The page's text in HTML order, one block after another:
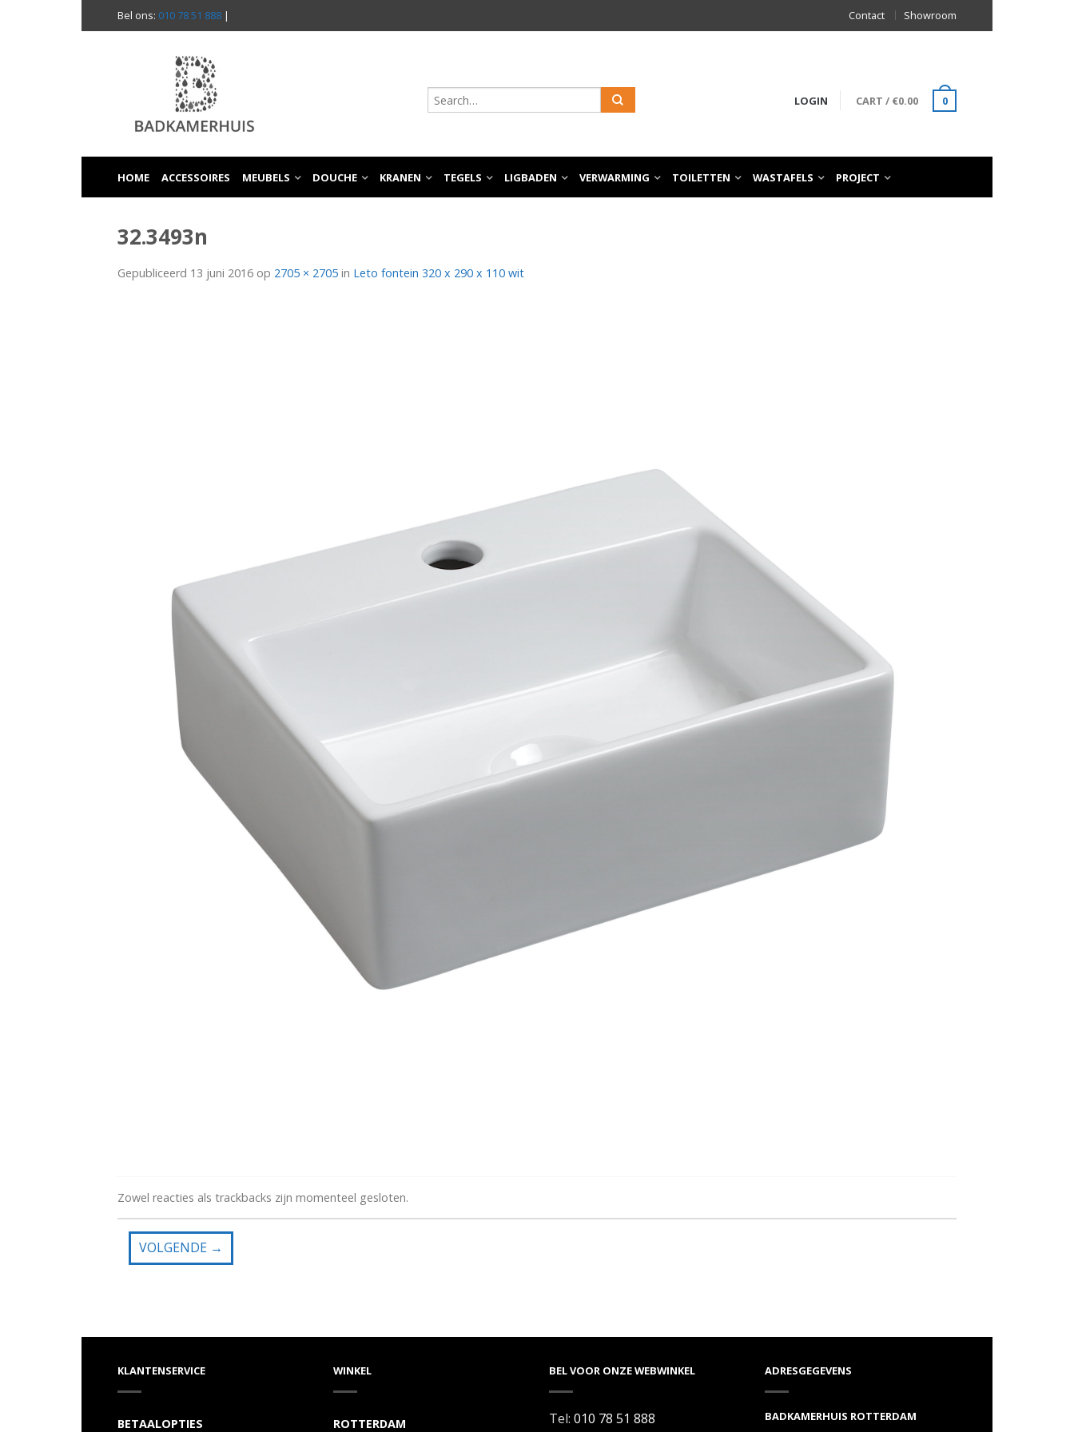
Bel ons: 010 78 51 888 | Contact Showroom
LOGIN CART / €0.00 0
HOME ACCESSOIRES MEUBELS DOUCHE KRANEN TEGELS LIGBADEN VERWARMING TOILETTEN WASTAFELS PROJECT
32.3493n
Gepubliceerd 13 juni 2016 op 2705 × 2705 in Leto fontein 320 x 290 x 110 wit
Zowel reacties als trackbacks zijn momenteel gesloten.
VOLGENDE →
KLANTENSERVICE
BETAALOPTIES
WINKEL
ROTTERDAM
BEL VOOR ONZE WEBWINKEL
Tel: 010 78 51 888
ADRESGEGEVENS
BADKAMERHUIS ROTTERDAM